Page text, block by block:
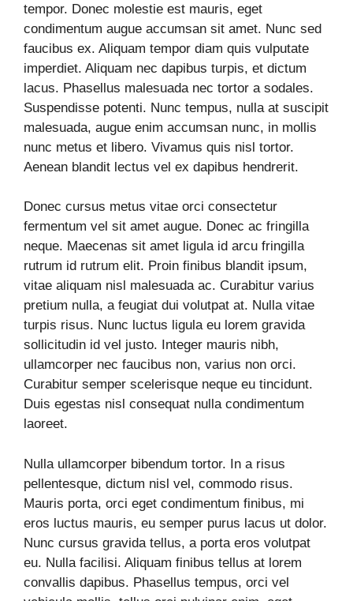
tempor. Donec molestie est mauris, eget
condimentum augue accumsan sit amet. Nunc sed
faucibus ex. Aliquam tempor diam quis vulputate
imperdiet. Aliquam nec dapibus turpis, et dictum
lacus. Phasellus malesuada nec tortor a sodales.
Suspendisse potenti. Nunc tempus, nulla at suscipit
malesuada, augue enim accumsan nunc, in mollis
nunc metus et libero. Vivamus quis nisl tortor.
Aenean blandit lectus vel ex dapibus hendrerit.
Donec cursus metus vitae orci consectetur
fermentum vel sit amet augue. Donec ac fringilla
neque. Maecenas sit amet ligula id arcu fringilla
rutrum id rutrum elit. Proin finibus blandit ipsum,
vitae aliquam nisl malesuada ac. Curabitur varius
pretium nulla, a feugiat dui volutpat at. Nulla vitae
turpis risus. Nunc luctus ligula eu lorem gravida
sollicitudin id vel justo. Integer mauris nibh,
ullamcorper nec faucibus non, varius non orci.
Curabitur semper scelerisque neque eu tincidunt.
Duis egestas nisl consequat nulla condimentum
laoreet.
Nulla ullamcorper bibendum tortor. In a risus
pellentesque, dictum nisl vel, commodo risus.
Mauris porta, orci eget condimentum finibus, mi
eros luctus mauris, eu semper purus lacus ut dolor.
Nunc cursus gravida tellus, a porta eros volutpat
eu. Nulla facilisi. Aliquam finibus tellus at lorem
convallis dapibus. Phasellus tempus, orci vel